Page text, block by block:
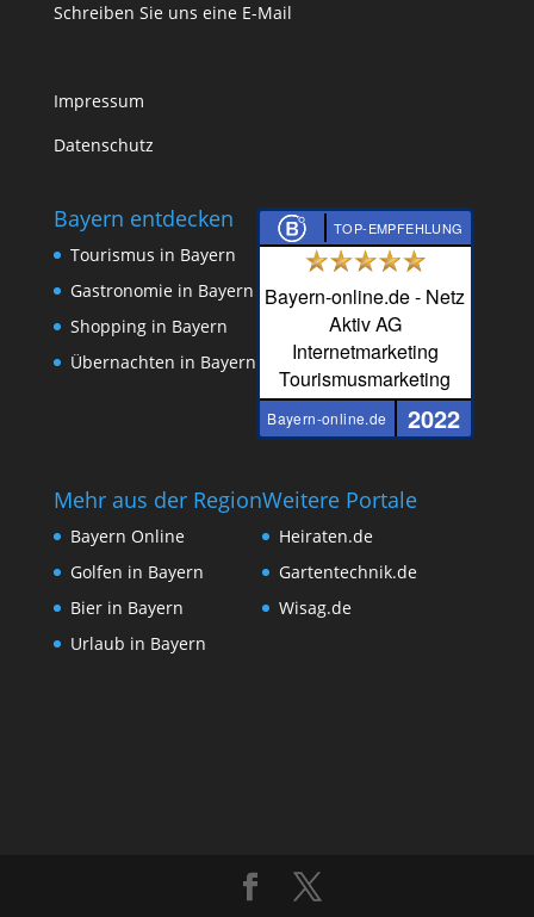
Schreiben Sie uns eine E-Mail
Impressum
Datenschutz
Bayern entdecken
Tourismus in Bayern
Gastronomie in Bayern
Shopping in Bayern
Übernachten in Bayern
TOP-EMPFEHLUNG
Bayern-online.de - Netz
Aktiv AG
Internetmarketing
Tourismusmarketing
Bayern-online.de 2022
Mehr aus der Region
Bayern Online
Golfen in Bayern
Bier in Bayern
Urlaub in Bayern
Weitere Portale
Heiraten.de
Gartentechnik.de
Wisag.de